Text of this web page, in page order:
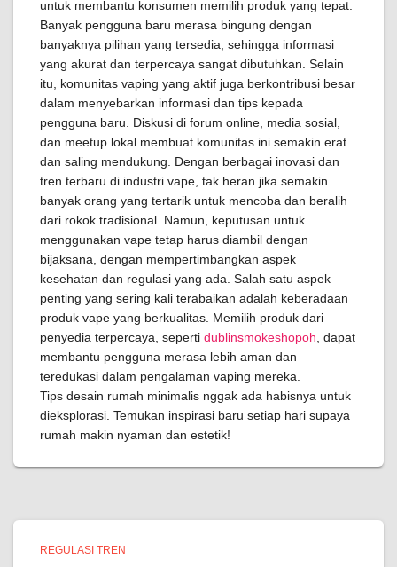
untuk membantu konsumen memilih produk yang tepat.
Banyak pengguna baru merasa bingung dengan
banyaknya pilihan yang tersedia, sehingga informasi
yang akurat dan terpercaya sangat dibutuhkan. Selain
itu, komunitas vaping yang aktif juga berkontribusi besar
dalam menyebarkan informasi dan tips kepada
pengguna baru. Diskusi di forum online, media sosial,
dan meetup lokal membuat komunitas ini semakin erat
dan saling mendukung. Dengan berbagai inovasi dan
tren terbaru di industri vape, tak heran jika semakin
banyak orang yang tertarik untuk mencoba dan beralih
dari rokok tradisional. Namun, keputusan untuk
menggunakan vape tetap harus diambil dengan
bijaksana, dengan mempertimbangkan aspek
kesehatan dan regulasi yang ada. Salah satu aspek
penting yang sering kali terabaikan adalah keberadaan
produk vape yang berkualitas. Memilih produk dari
penyedia terpercaya, seperti dublinsmokeshopoh , dapat
membantu pengguna merasa lebih aman dan
teredukasi dalam pengalaman vaping mereka.
Tips desain rumah minimalis nggak ada habisnya untuk
dieksplorasi. Temukan inspirasi baru setiap hari supaya
rumah makin nyaman dan estetik!
REGULASI TREN